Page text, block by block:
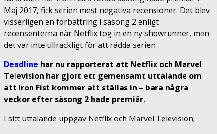
Maj 2017, fick serien mest negativa recensioner. Det blev
visserligen en förbättring i säsong 2 enligt
recensenterna när Netflix tog in en ny showrunner, men
det var inte tillräckligt för att rädda serien.
Deadline har nu rapporterat att Netflix och Marvel
Television har gjort ett gemensamt uttalande om
att Iron Fist kommer att ställas in – bara några
veckor efter säsong 2 hade premiär.
I sitt uttalande uppgav Netflix och Marvel Television;